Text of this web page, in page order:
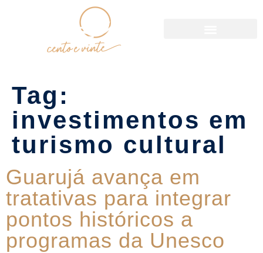
Tag:
investimentos em
turismo cultural
Guarujá avança em
tratativas para integrar
pontos históricos a
programas da Unesco